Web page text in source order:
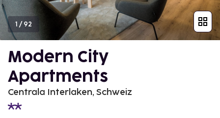
1 /92
Modern City
Apartments
Centrala Interlaken, Schweiz